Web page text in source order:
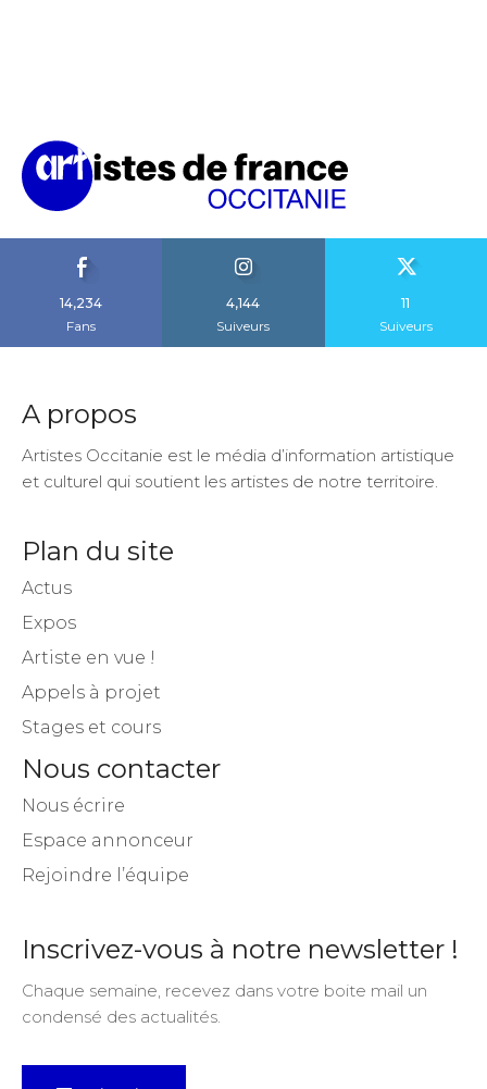
14,234
Fans
4,144
Suiveurs
11
Suiveurs
A propos
Artistes Occitanie est le média d’information artistique
et culturel qui soutient les artistes de notre territoire.
Plan du site
Actus
Expos
Artiste en vue !
Appels à projet
Stages et cours
Nous contacter
Nous écrire
Espace annonceur
Rejoindre l’équipe
Inscrivez-vous à notre newsletter !
Chaque semaine, recevez dans votre boite mail un
condensé des actualités.